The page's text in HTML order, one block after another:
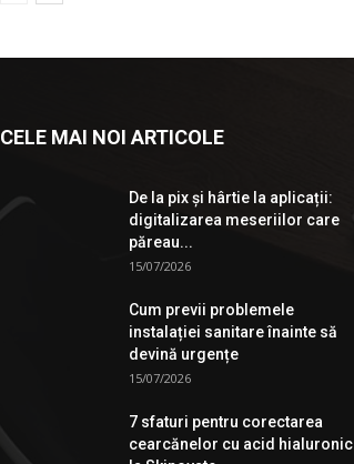
CELE MAI NOI ARTICOLE
De la pix şi hârtie la aplicații:
digitalizarea meseriilor care
păreau...
15/07/2026
Cum previi problemele
instalației sanitare înainte să
devină urgențe
15/07/2026
7 sfaturi pentru corectarea
cearcănelor cu acid hialuronic